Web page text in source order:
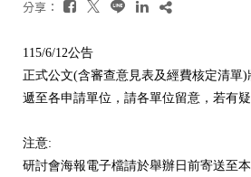
分享：
115/6/12公告
正式公文(含審查意見表及經費核定清單)
遞至各申請單位，請各單位留意，若有
注意:
研討會海報電子檔請於舉辦日前寄送至本